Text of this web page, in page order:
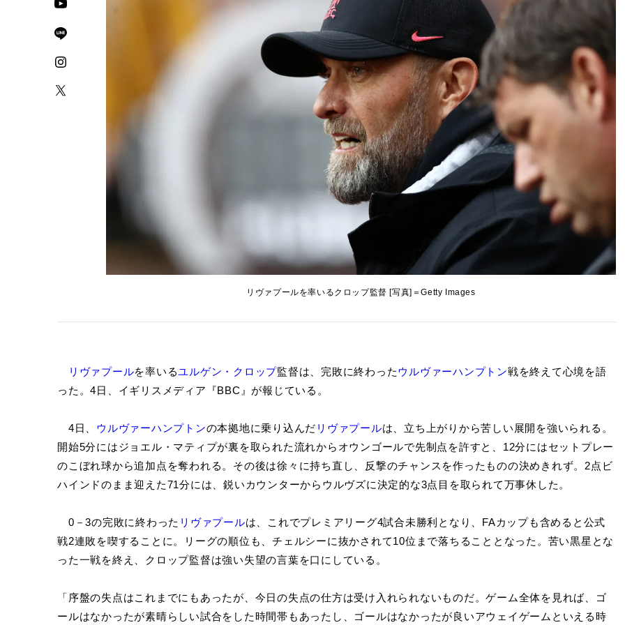
リヴァプールを率いるクロップ監督 [写真]＝Getty Images
リヴァプールを率いるユルゲン・クロップ監督は、完敗に終わったウルヴァーハンプトン戦を終えて心境を語
った。4日、イギリスメディア『BBC』が報じている。
4日、 ウルヴァーハンプトンの本拠地に乗り込んだ リヴァプールは、立ち上がりから苦しい展開を強いられる。
開始5分にはジョエル・マティプが裏を取られた流れからオウンゴールで先制点を許すと、12分にはセットプレー
のこぼれ球から追加点を奪われる。その後は徐々に持ち直し、反撃のチャンスを作ったものの決めきれず。2点ビ
ハインドのまま迎えた71分には、鋭いカウンターからウルヴズに決定的な3点目を取られて万事休した。
0－3の完敗に終わった リヴァプールは、これでプレミアリーグ4試合未勝利となり、FAカップも含めると公式
戦2連敗を喫することに。リーグの順位も、チェルシーに抜かされて10位まで落ちることとなった。苦い黒星とな
った一戦を終え、クロップ監督は強い失望の言葉を口にしている。
「序盤の失点はこれまでにもあったが、今日の失点の仕方は受け入れられないものだ。ゲーム全体を見れば、ゴ
ールはなかったが素晴らしい試合をした時間帯もあったし、ゴールはなかったが良いアウェイゲームといえる時